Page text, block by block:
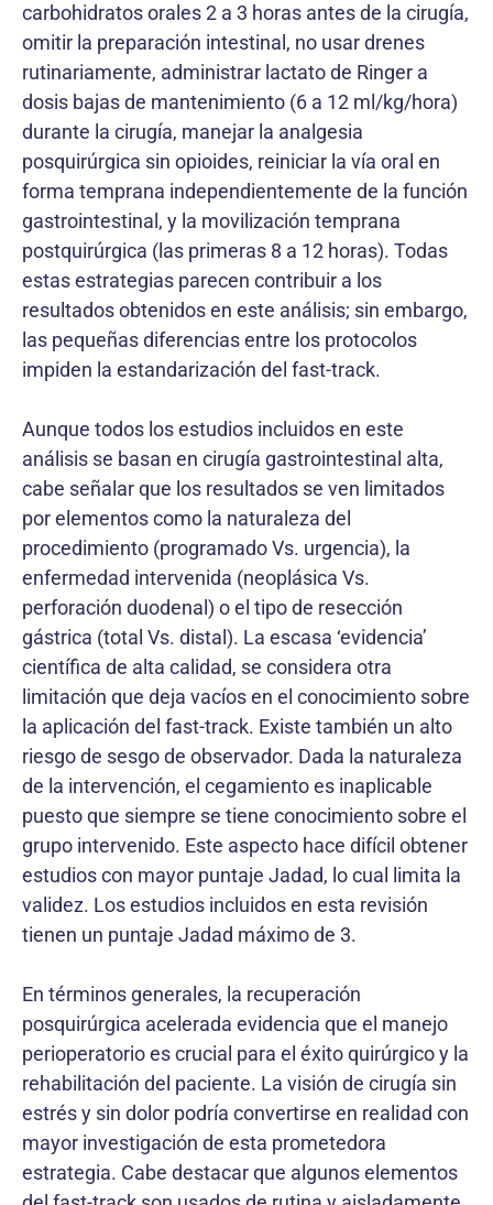
carbohidratos orales 2 a 3 horas antes de la cirugía,
omitir la preparación intestinal, no usar drenes
rutina­riamente, administrar lactato de Ringer a
dosis bajas de mantenimiento (6 a 12 ml/kg/hora)
durante la cirugía, manejar la analgesia
posquirúrgica sin opioides, reiniciar la vía oral en
forma temprana independientemente de la función
gastrointestinal, y la movilización temprana
postquirúrgica (las primeras 8 a 12 horas). Todas
estas estrategias parecen contribuir a los
resultados obtenidos en este análisis; sin embargo,
las pequeñas diferencias entre los protocolos
impiden la estandarización del fast-track.
Aunque todos los estudios incluidos en este
análisis se basan en cirugía gastrointestinal alta,
cabe señalar que los resultados se ven limitados
por elementos como la naturaleza del
procedimiento (programado Vs. urgencia), la
enfermedad intervenida (neoplásica Vs.
perforación duodenal) o el tipo de resección
gástrica (total Vs. distal). La escasa ‘evidencia’
científica de alta calidad, se considera otra
limitación que deja vacíos en el conocimiento sobre
la aplicación del fast-track. Existe también un alto
riesgo de sesgo de observador. Dada la naturaleza
de la intervención, el cegamiento es inaplicable
puesto que siempre se tiene conocimiento sobre el
grupo intervenido. Este aspecto hace difícil obtener
estudios con mayor puntaje Jadad, lo cual limita la
validez. Los estudios incluidos en esta revisión
tienen un puntaje Jadad máximo de 3.
En términos generales, la recuperación
posquirúrgica acelerada evidencia que el manejo
perioperatorio es crucial para el éxito quirúrgico y la
rehabilitación del paciente. La visión de cirugía sin
estrés y sin dolor po­dría convertirse en realidad con
mayor investigación de esta prometedora
estrategia. Cabe destacar que algunos elementos